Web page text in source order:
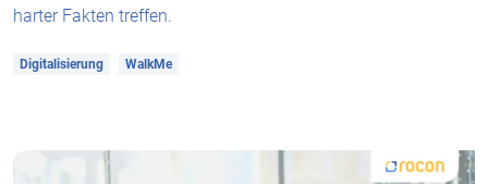
harter Fakten treffen.
Digitalisierung WalkMe